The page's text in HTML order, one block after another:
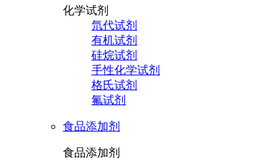
化学试剂
氘代试剂
有机试剂
硅烷试剂
手性化学试剂
格氏试剂
氟试剂
食品添加剂
食品添加剂